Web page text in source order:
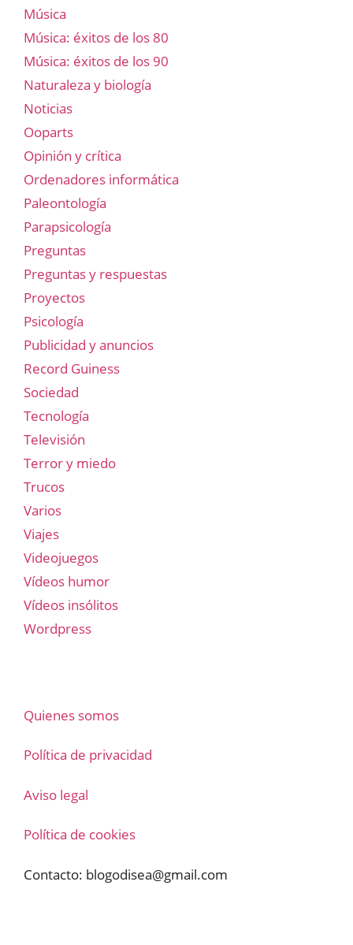
Música
Música: éxitos de los 80
Música: éxitos de los 90
Naturaleza y biología
Noticias
Ooparts
Opinión y crítica
Ordenadores informática
Paleontología
Parapsicología
Preguntas
Preguntas y respuestas
Proyectos
Psicología
Publicidad y anuncios
Record Guiness
Sociedad
Tecnología
Televisión
Terror y miedo
Trucos
Varios
Viajes
Videojuegos
Vídeos humor
Vídeos insólitos
Wordpress
Quienes somos
Política de privacidad
Aviso legal
Política de cookies
Contacto: blogodisea@gmail.com